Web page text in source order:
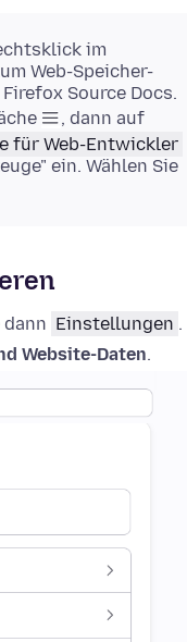
im
Web-Speicher-
Source Docs.
, dann auf
für Web-Entwickler
ein. Wählen Sie
dann Einstellungen .
Website-Daten.